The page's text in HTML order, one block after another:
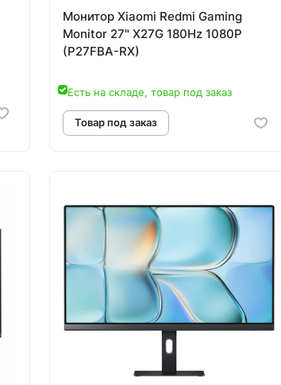
Монитор Xiaomi Redmi Gaming
Monitor 27" X27G 180Hz 1080P
(P27FBA-RX)
Есть на складе, товар под заказ